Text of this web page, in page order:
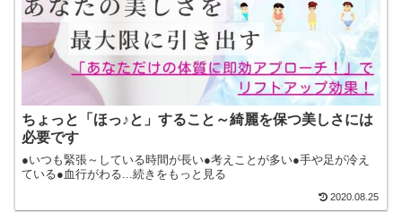
ちょっと「ほっ♪と」すること～綺麗を保つ美しさには
必要です
●いつも緊張～している時間が長い●考えことが多い●手や足が冷え
ている●血行がわる...続きをもっと見る
2020.08.25